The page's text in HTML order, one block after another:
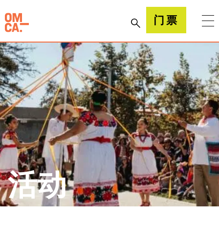
到
内
容
加州奥克兰博物馆(OMCA) 门票
活动